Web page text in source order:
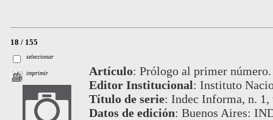
18 / 155
seleccionar
imprimir Artículo: Prólogo al primer número.
Editor Institucional: Instituto
Título de serie: Indec Informa, n. 1,
Datos de edición: Buenos Aires: